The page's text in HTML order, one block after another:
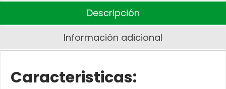
Descripción
Información adicional
Caracteristicas: